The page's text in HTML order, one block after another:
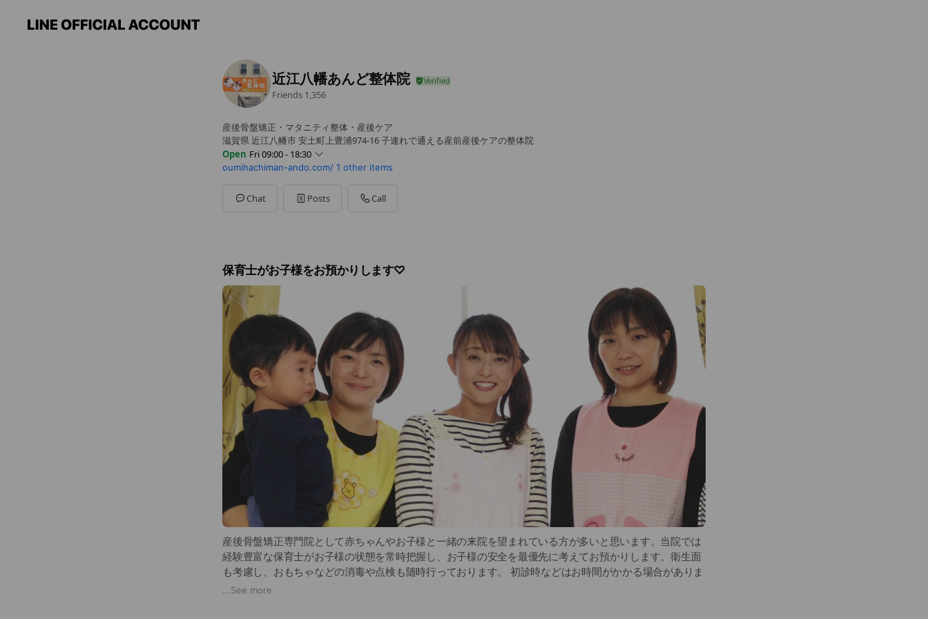
近江八幡あんど整体院
Friends 1,356
産後骨盤矯正・マタニティ整体・産後ケア
滋賀県 近江八幡市 安土町上豊浦974-16 子連れで通える産前産後ケアの整体院
Open Fri 09:00 - 18:30
SunClosed
Tue09:00 - 18:30
定休日 日曜・祝日
oumihachiman-ando.com/ 1 other items
Chat Posts Call
保育士がお子様をお預かりします♡
産後骨盤矯正専門院として赤ちゃんやお子様と一緒の来院を望まれている方が多いと思います。当院では
経験豊富な保育士がお子様の状態を常時把握し、お子様の安全を最優先に考えてお預かりします。衛生面
も考慮し、おもちゃなどの消毒や点検も随時行っております。 初診時などはお時間がかかる場合がありま
すので、替えのオムツなどをお持ちいただければ保育士が対応させていただきます。
...See more